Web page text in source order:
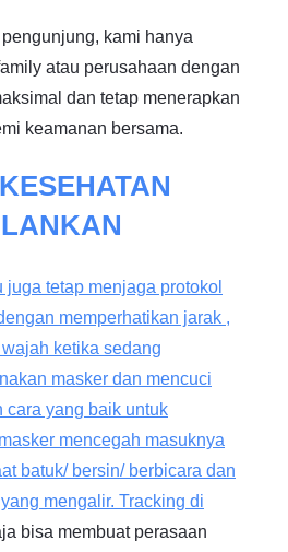
kami hanya
atau perusahaan dengan
dan tetap menerapkan
keamanan bersama.
tetap menjaga protokol
memperhatikan jarak ,
ketika sedang
masker dan mencuci
cara yang baik untuk
mencegah masuknya
batuk/ bersin/ berbicara dan
mengalir. Tracking di
bisa membuat perasaan